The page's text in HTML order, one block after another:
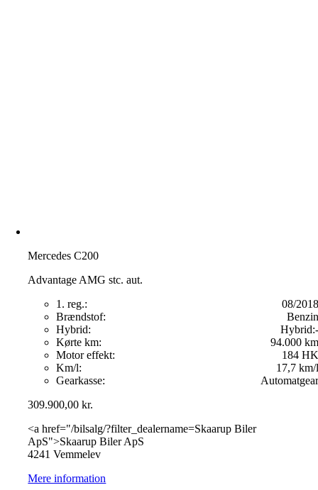
Mercedes C200
Advantage AMG stc. aut.
1. reg.:
08/2018
Brændstof:
Benzin
Hybrid:
Hybrid:-
Kørte km:
94.000 km
Motor effekt:
184 HK
Km/l:
17,7 km/l
Gearkasse:
Automatgear
309.900,00kr.
<a href="/bilsalg/?filter_dealername=Skaarup Biler
ApS">Skaarup Biler ApS
4241 Vemmelev
Mere information